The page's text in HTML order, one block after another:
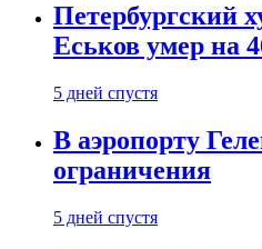
Петербургский
Еськов умер на
5 дней спустя
В аэропорту
ограничения
5 дней спустя